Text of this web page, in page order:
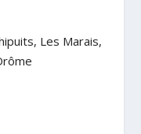
Les Marais,